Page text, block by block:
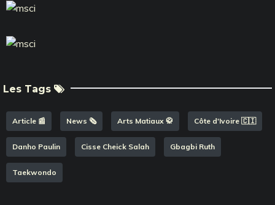
Les Tags
Article 📰 News 🗞️ Arts Matiaux 🥋 Côte d'Ivoire 🇨🇮
Danho Paulin Cisse Cheick Salah Gbagbi Ruth
Taekwondo